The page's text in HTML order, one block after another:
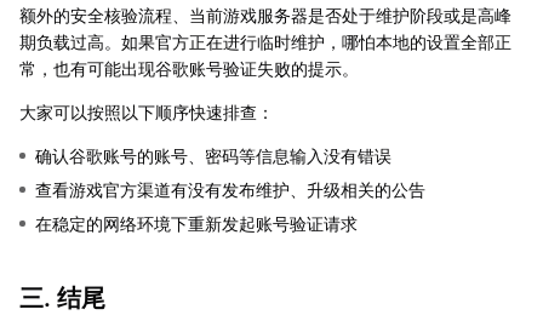
额外的安全核验流程、当前游戏服务器是否处于维护阶段或是高峰
期负载过高。如果官方正在进行临时维护，哪怕本地的设置全部正
常，也有可能出现谷歌账号验证失败的提示。
大家可以按照以下顺序快速排查：
确认谷歌账号的账号、密码等信息输入没有错误
查看游戏官方渠道有没有发布维护、升级相关的公告
在稳定的网络环境下重新发起账号验证请求
三. 结尾